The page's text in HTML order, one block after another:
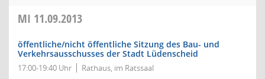
MI 11.09.2013
öffentliche/nicht öffentliche Sitzung des Bau- und
Verkehrsausschusses der Stadt Lüdenscheid
17:00-19:40 Uhr Rathaus, im Ratssaal